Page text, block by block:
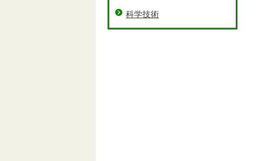
科学技術